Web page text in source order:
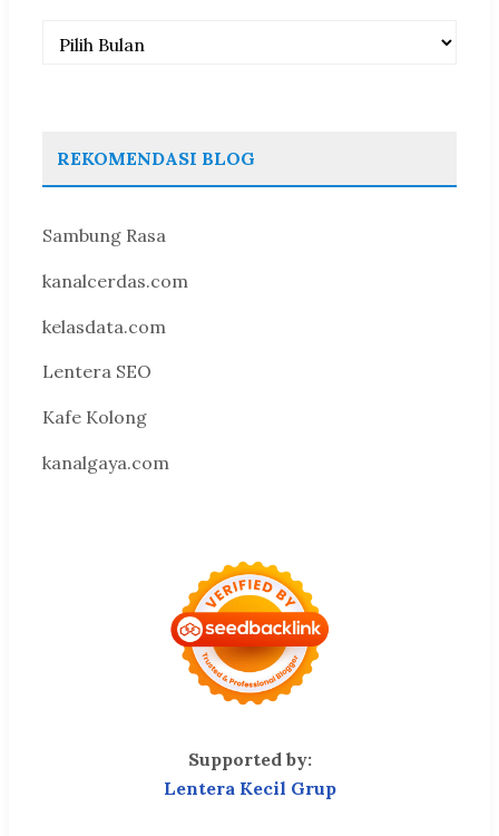
Arsip
REKOMENDASI BLOG
Sambung Rasa
kanalcerdas.com
kelasdata.com
Lentera SEO
Kafe Kolong
kanalgaya.com
Supported by:
Lentera Kecil Grup